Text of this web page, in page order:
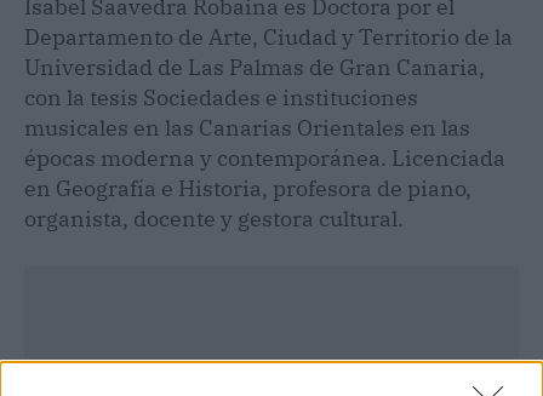
Isabel Saavedra Robaina es Doctora por el
Departamento de Arte, Ciudad y Territorio de la
Universidad de Las Palmas de Gran Canaria,
con la tesis Sociedades e instituciones
musicales en las Canarias Orientales en las
épocas moderna y contemporánea. Licenciada
en Geografía e Historia, profesora de piano,
organista, docente y gestora cultural.